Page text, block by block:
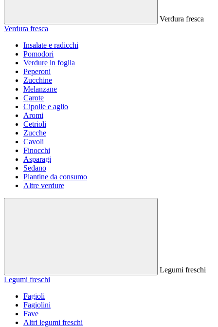
Verdura fresca
Verdura fresca
Insalate e radicchi
Pomodori
Verdure in foglia
Peperoni
Zucchine
Melanzane
Carote
Cipolle e aglio
Aromi
Cetrioli
Zucche
Cavoli
Finocchi
Asparagi
Sedano
Piantine da consumo
Altre verdure
Legumi freschi
Legumi freschi
Fagioli
Fagiolini
Fave
Altri legumi freschi